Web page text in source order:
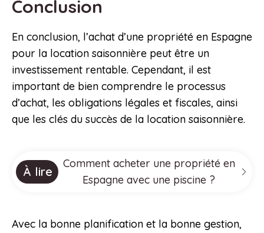
Conclusion
En conclusion, l’achat d’une propriété en Espagne
pour la location saisonnière peut être un
investissement rentable. Cependant, il est
important de bien comprendre le processus
d’achat, les obligations légales et fiscales, ainsi
que les clés du succès de la location saisonnière.
À lire
Comment acheter une propriété en
Espagne avec une piscine ?
Avec la bonne planification et la bonne gestion,